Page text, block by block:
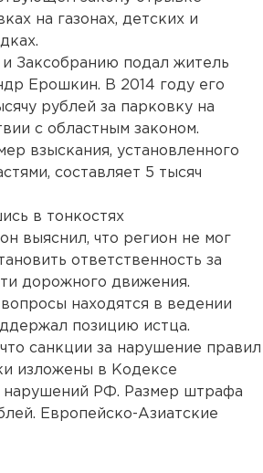
на газонах, детских и
и Заксобранию подал житель
Ерошкин. В 2014 году его
рублей за парковку на
с областным законом.
взыскания, установленного
составляет 5 тысяч
в тонкостях
выяснил, что регион не мог
ответственность за
дорожного движения.
находятся в ведении
позицию истца.
санкции за нарушение правил
изложены в Кодексе
нарушений РФ. Размер штрафа
Европейско-Азиатские